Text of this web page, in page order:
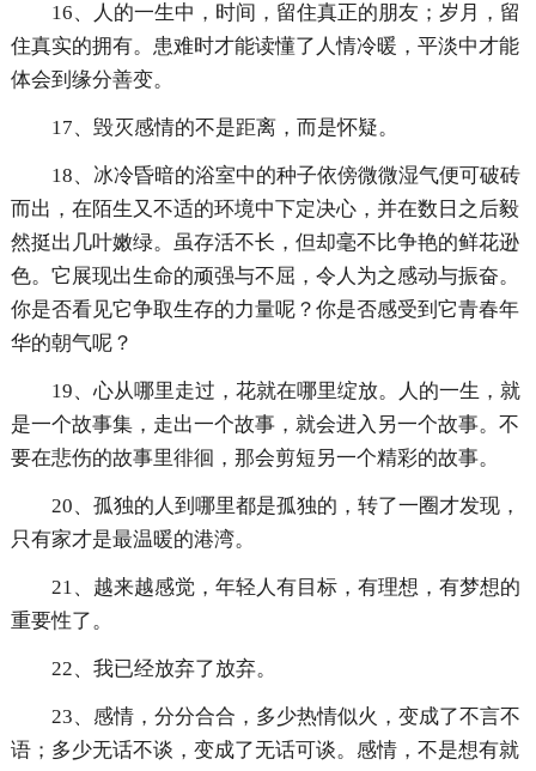
16、人的一生中，时间，留住真正的朋友；岁月，留
住真实的拥有。患难时才能读懂了人情冷暖，平淡中才能
体会到缘分善变。
17、毁灭感情的不是距离，而是怀疑。
18、冰冷昏暗的浴室中的种子依傍微微湿气便可破砖
而出，在陌生又不适的环境中下定决心，并在数日之后毅
然挺出几叶嫩绿。虽存活不长，但却毫不比争艳的鲜花逊
色。它展现出生命的顽强与不屈，令人为之感动与振奋。
你是否看见它争取生存的力量呢？你是否感受到它青春年
华的朝气呢？
19、心从哪里走过，花就在哪里绽放。人的一生，就
是一个故事集，走出一个故事，就会进入另一个故事。不
要在悲伤的故事里徘徊，那会剪短另一个精彩的故事。
20、孤独的人到哪里都是孤独的，转了一圈才发现，
只有家才是最温暖的港湾。
21、越来越感觉，年轻人有目标，有理想，有梦想的
重要性了。
22、我已经放弃了放弃。
23、感情，分分合合，多少热情似火，变成了不言不
语；多少无话不谈，变成了无话可谈。感情，不是想有就